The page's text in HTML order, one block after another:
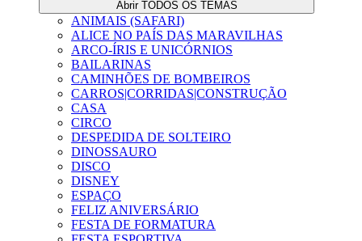
Abrir TODOS OS TEMAS
ANIMAIS (SAFARI)
ALICE NO PAÍS DAS MARAVILHAS
ARCO-ÍRIS E UNICÓRNIOS
BAILARINAS
CAMINHÕES DE BOMBEIROS
CARROS|CORRIDAS|CONSTRUÇÃO
CASA
CIRCO
DESPEDIDA DE SOLTEIRO
DINOSSAURO
DISCO
DISNEY
ESPAÇO
FELIZ ANIVERSÁRIO
FESTA DE FORMATURA